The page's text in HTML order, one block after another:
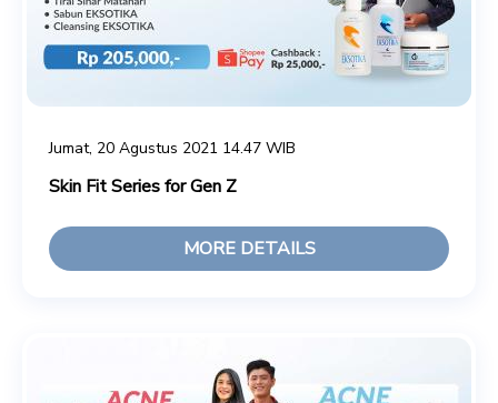
Jumat, 20 Agustus 2021 14.47 WIB
Skin Fit Series for Gen Z
MORE DETAILS